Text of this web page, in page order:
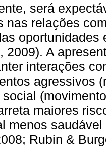
será
nas relações
oportunidades
2009). A
interações
agressivos
maiores
menos
Rubin &